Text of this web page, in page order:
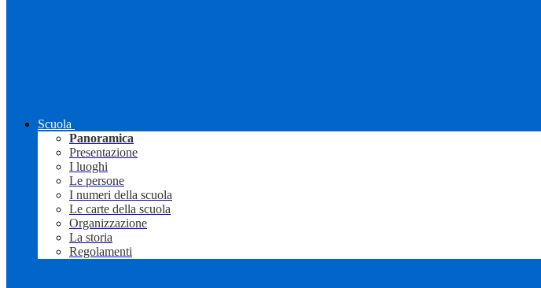
Scuola
Panoramica
Presentazione
I luoghi
Le persone
I numeri della scuola
Le carte della scuola
Organizzazione
La storia
Regolamenti